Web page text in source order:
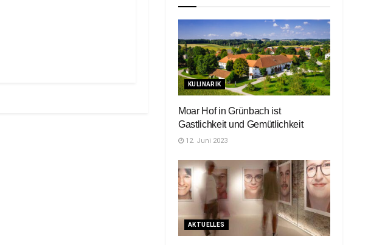
KULINARIK
Moar Hof in Grünbach ist
Gastlichkeit und Gemütlichkeit
12. Juni 2023
AKTUELLES